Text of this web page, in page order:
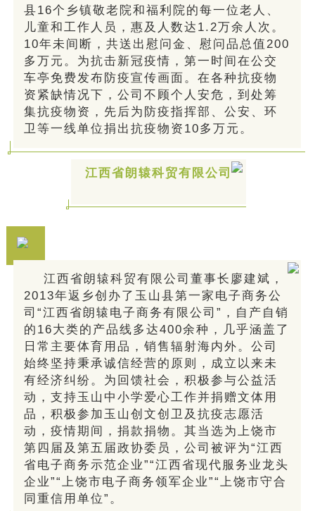
县16个乡镇敬老院和福利院的每一位老人、
儿童和工作人员，惠及人数达1.2万余人次。
10年未间断，共送出慰问金、慰问品总值200
多万元。为抗击新冠疫情，第一时间在公交
车亭免费发布防疫宣传画面。在各种抗疫物
资紧缺情况下，公司不顾个人安危，到处筹
集抗疫物资，先后为防疫指挥部、公安、环
卫等一线单位捐出抗疫物资10多万元。
江西省朗辕科贸有限公司
江西省朗辕科贸有限公司董事长廖建斌，
2013年返乡创办了玉山县第一家电子商务公
司“江西省朗辕电子商务有限公司”，自产自销
的16大类的产品线多达400余种，几乎涵盖了
日常主要体育用品，销售辐射海内外。 公司
始终坚持秉承诚信经营的原则，成立以来未
有经济纠纷。为回馈社会，积极参与公益活
动，支持玉山中小学爱心工作并捐赠文体用
品，积极参加玉山创文创卫及抗疫志愿活
动，疫情期间，捐款捐物。其当选为上饶市
第四届及第五届政协委员，公司被评为“江西
省电子商务示范企业”“江西省现代服务业龙头
企业”“上饶市电子商务领军企业”“上饶市守合
同重信用单位”。